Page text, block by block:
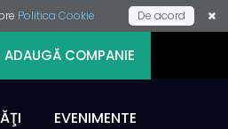
Politica Cookie De acord
COMPANIE
EVENIMENTE